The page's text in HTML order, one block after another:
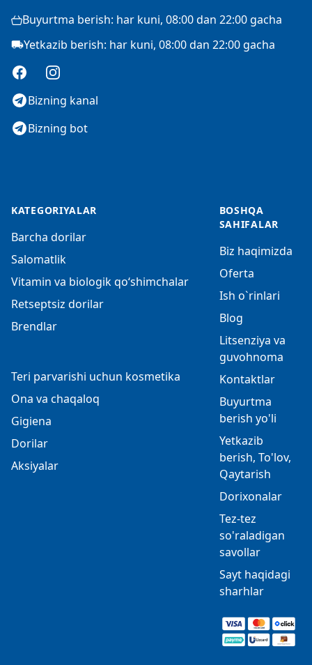
Buyurtma berish: har kuni, 08:00 dan 22:00 gacha
Yetkazib berish: har kuni, 08:00 dan 22:00 gacha
FacebookInstagram
Bizning kanal
Bizning bot
KATEGORIYALAR
Barcha dorilar
Salomatlik
Vitamin va biologik qo‘shimchalar
Retseptsiz dorilar
Brendlar
Teri parvarishi uchun kosmetika
Ona va chaqaloq
Gigiena
Dorilar
Aksiyalar
BOSHQA
SAHIFALAR
Biz haqimizda
Oferta
Ish o`rinlari
Blog
Litsenziya va
guvohnoma
Kontaktlar
Buyurtma
berish yo'li
Yetkazib
berish, To'lov,
Qaytarish
Dorixonalar
Tez-tez
so'raladigan
savollar
Sayt haqidagi
sharhlar